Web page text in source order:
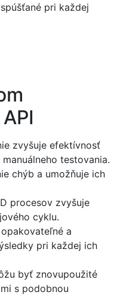
pri každej
zvyšuje efektívnosť
testovania.
chýb a umožňuje ich
procesov zvyšuje
cyklu.
a
pri každej ich
byť znovupoužité
s podobnou